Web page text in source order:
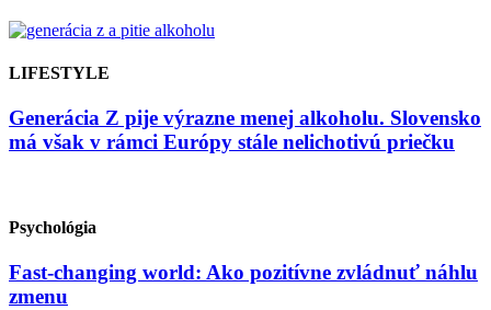
LIFESTYLE
Generácia Z pije výrazne menej alkoholu. Slovensko
má však v rámci Európy stále nelichotivú priečku
Psychológia
Fast-changing world: Ako pozitívne zvládnuť náhlu
zmenu